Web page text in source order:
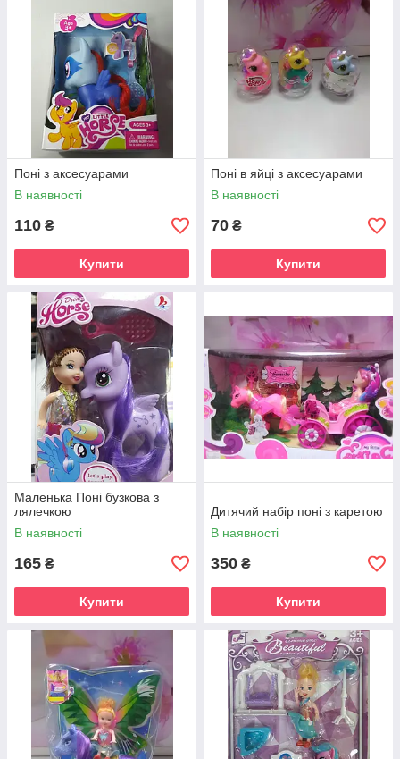
Поні з аксесуарами
В наявності
110 ₴
Купити
Поні в яйці з аксесуарами
В наявності
70 ₴
Купити
Маленька Поні бузкова з
лялечкою
В наявності
165 ₴
Купити
Дитячий набір поні з каретою
В наявності
350 ₴
Купити